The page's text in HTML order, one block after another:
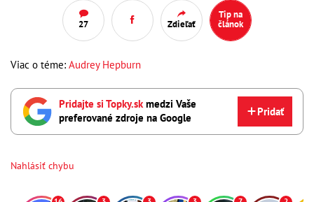
27 Zdieľať
Tip na
článok
Viac o téme: Audrey Hepburn
Pridajte si Topky.skmedzi Vaše
preferované zdroje na Google
Pridať
Nahlásiť chybu